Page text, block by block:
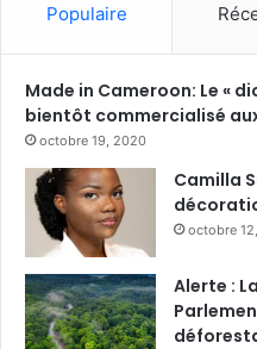
Populaire
Made in Cameroon: Le «
bientôt commercialisé
octobre 19, 2020
Camilla
octobre
Alerte :